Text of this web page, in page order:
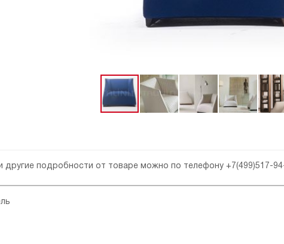
другие подробности от товаре можно по телефону +7(499)517-